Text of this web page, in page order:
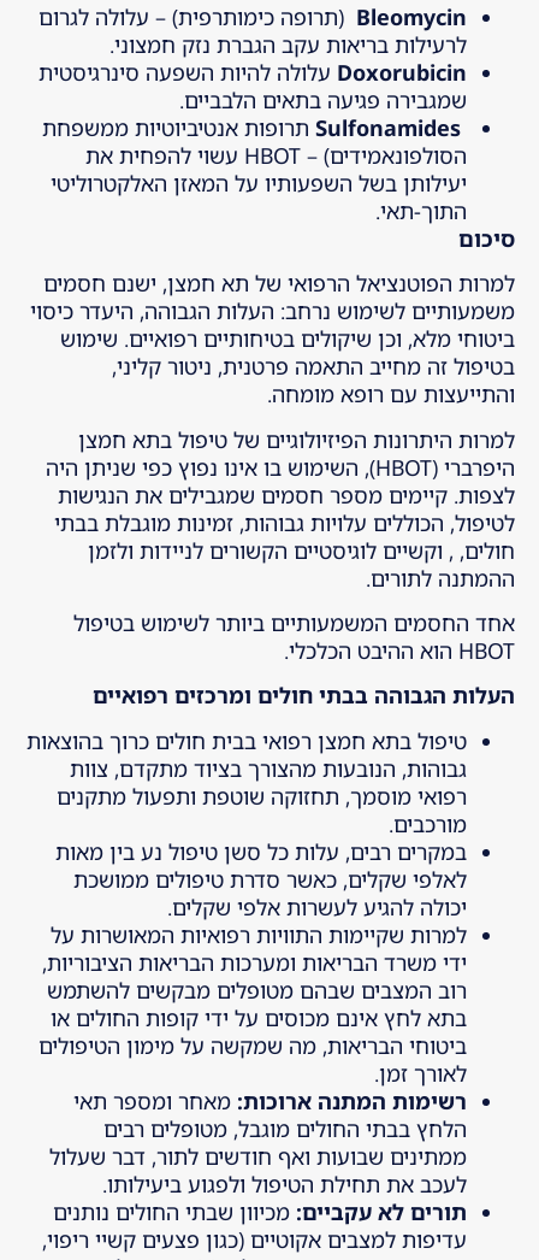
Bleomycin (תרופה כימותרפית) – עלולה לגרום
לרעילות בריאות עקב הגברת נזק חמצוני.
Doxorubicin עלולה להיות השפעה סינרגיסטית
שמגבירה פגיעה בתאים הלבביים.
תרופות אנטיביוטיות ממשפחת
הסולפונאמידים) – HBOT עשוי להפחית את
יעילותן בשל השפעותיו על המאזן האלקטרוליטי
התוך-תאי.
סיכום
למרות הפוטנציאל הרפואי של תא חמצן, ישנם חסמים
משמעותיים לשימוש נרחב: העלות הגבוהה, היעדר כיסוי
ביטוחי מלא, וכן שיקולים בטיחותיים רפואיים. שימוש
בטיפול זה מחייב התאמה פרטנית, ניטור קליני,
והתייעצות עם רופא מומחה.
למרות היתרונות הפיזיולוגיים של טיפול בתא חמצן
היפרברי (HBOT), השימוש בו אינו נפוץ כפי שניתן היה
לצפות. קיימים מספר חסמים שמגבילים את הנגישות
לטיפול, הכוללים עלויות גבוהות, זמינות מוגבלת בבתי
חולים, , וקשיים לוגיסטיים הקשורים לניידות ולזמן
ההמתנה לתורים.
אחד החסמים המשמעותיים ביותר לשימוש בטיפול
HBOT הוא ההיבט הכלכלי.
העלות הגבוהה בבתי חולים ומרכזים רפואיים
טיפול בתא חמצן רפואי בבית חולים כרוך בהוצאות
גבוהות, הנובעות מהצורך בציוד מתקדם, צוות
רפואי מוסמך, תחזוקה שוטפת ותפעול מתקנים
מורכבים.
במקרים רבים, עלות כל סשן טיפול נע בין מאות
לאלפי שקלים, כאשר סדרת טיפולים ממושכת
יכולה להגיע לעשרות אלפי שקלים.
למרות שקיימות התוויות רפואיות המאושרות על
ידי משרד הבריאות ומערכות הבריאות הציבוריות,
רוב המצבים שבהם מטופלים מבקשים להשתמש
בתא לחץ אינם מכוסים על ידי קופות החולים או
ביטוחי הבריאות, מה שמקשה על מימון הטיפולים
לאורך זמן.
רשימות המתנה ארוכות: מאחר ומספר תאי
הלחץ בבתי החולים מוגבל, מטופלים רבים
ממתינים שבועות ואף חודשים לתור, דבר שעלול
לעכב את תחילת הטיפול ולפגוע ביעילותו.
תורים לא עקביים: מכיוון שבתי החולים נותנים
עדיפות למצבים אקוטיים (כגון פצעים קשיי ריפוי,